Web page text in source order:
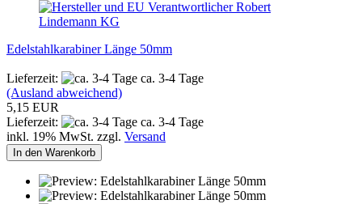
Edelstahlkarabiner Länge 50mm
Lieferzeit:
ca. 3-4 Tage
(Ausland abweichend)
5,15 EUR
Lieferzeit:
ca. 3-4 Tage
inkl. 19% MwSt. zzgl. Versand
In den Warenkorb